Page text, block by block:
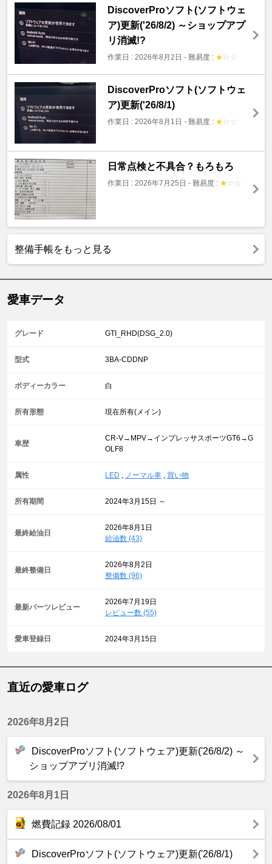
DiscoverProソフト(ソフトウェ
ア)更新('26/8/2) ～ショップアプ
リ消滅!?
作業日 : 2026年8月2日 - 難易度 : ★ ☆ ☆
DiscoverProソフト(ソフトウェ
ア)更新('26/8/1)
作業日 : 2026年8月1日 - 難易度 : ★ ☆ ☆
日常点検と不具合？もろもろ
作業日 : 2026年7月25日 - 難易度 : ★ ☆ ☆
整備手帳をもっと見る
愛車データ
グレード GTI_RHD(DSG_2.0)
型式 3BA-CDDNP
ボディーカラー 白
所有形態 現在所有(メイン)
車歴
CR-V→MPV→インプレッサスポーツGT6→G
OLF8
属性 LED , ノーマル車 , 買い物
所有期間 2024年3月15日 ～
最終給油日
2026年8月1日
給油数 (43)
最終整備日
2026年8月2日
整備数 (96)
最新パーツレビュー
2026年7月19日
レビュー数 (55)
愛車登録日 2024年3月15日
直近の愛車ログ
2026年8月2日
DiscoverProソフト(ソフトウェア)更新('26/8/2) ～
ショップアプリ消滅!?
2026年8月1日
燃費記録 2026/08/01
DiscoverProソフト(ソフトウェア)更新('26/8/1)